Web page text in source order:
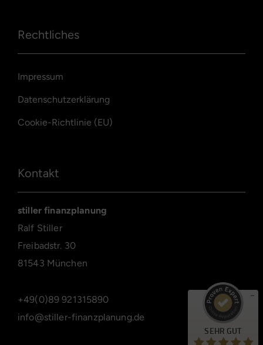
Rechtliches
Impressum
Datenschutzerklärung
Cookie-Richtlinie (EU)
Kontakt
stiller finanzplanung
Ralf Stiller
Freibadstr. 30
81543 München
+49(0)89 921315890
info@stiller-finanzplanung.de
SEHR GUT
ProvenExpert.com
72
Bewertungen auf
ProvenExpert.com
60
Bewertungen von